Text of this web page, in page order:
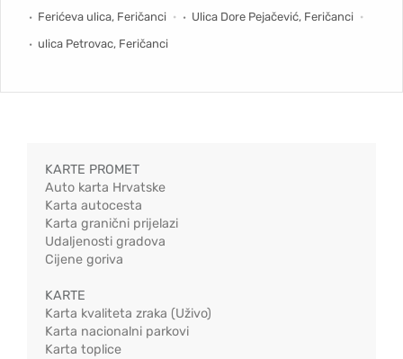
Ferićeva ulica, Feričanci
Ulica Dore Pejačević, Feričanci
ulica Petrovac, Feričanci
KARTE PROMET
Auto karta Hrvatske
Karta autocesta
Karta granični prijelazi
Udaljenosti gradova
Cijene goriva
KARTE
Karta kvaliteta zraka (Uživo)
Karta nacionalni parkovi
Karta toplice